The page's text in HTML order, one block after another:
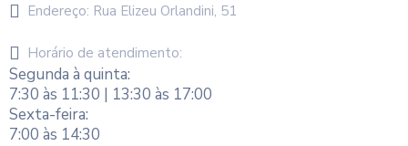
Endereço: Rua Elizeu Orlandini, 51
Horário de atendimento:
Segunda à quinta:
7:30 às 11:30 | 13:30 às 17:00
Sexta-feira:
7:00 às 14:30